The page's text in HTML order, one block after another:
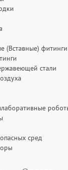
(Вставные) фитинги
стали
сред